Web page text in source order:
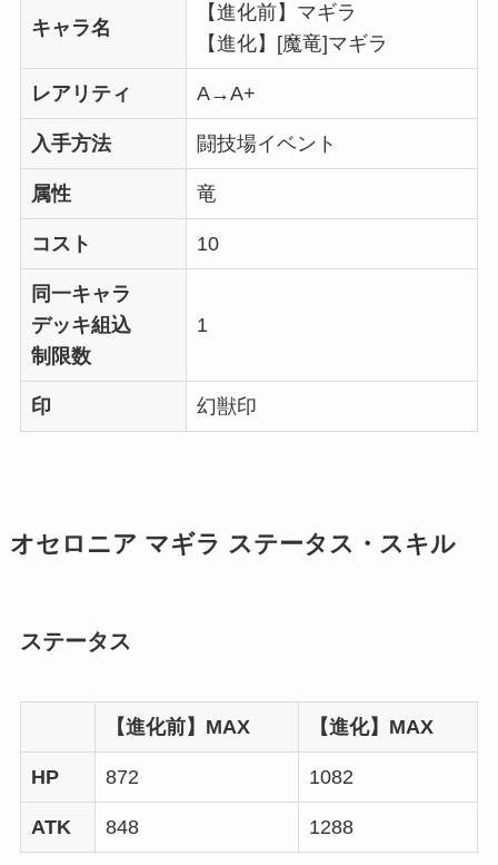
キャラ名
【進化前】マギラ
【進化】[魔竜]マギラ
レアリティ A→A+
入手方法 闘技場イベント
属性 竜
コスト 10
同一キャラ
デッキ組込
制限数
1
印 幻獣印
オセロニア マギラ ステータス・スキル
ステータス
【進化前】MAX 【進化】MAX
HP 872 1082
ATK 848 1288